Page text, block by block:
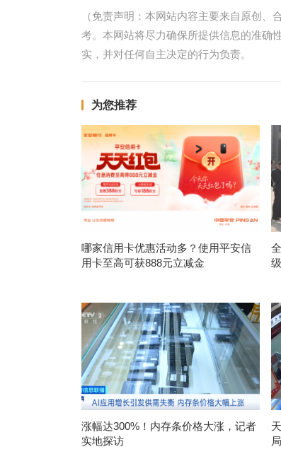
（免责声明：本网站内容主要来自原创
考。本网站将尽力确保所提供信息的准确
实，并对任何自主决定的行为负责。
为您推荐
哪家信用卡优惠活动多？使用平安信
用卡至高可获888元立减金
涨幅达300%！内存条价格大涨，记者
实地探访
局